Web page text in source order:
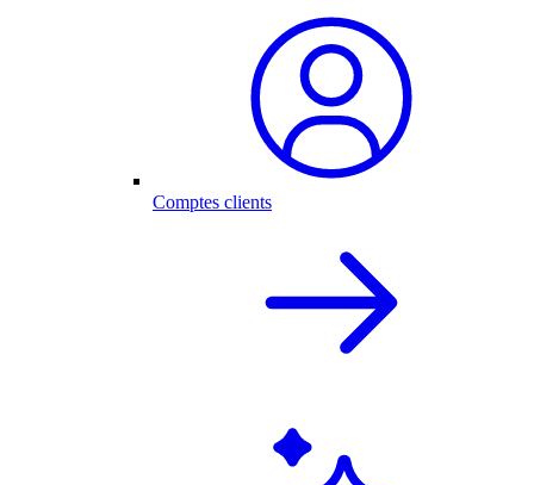
Comptes clients